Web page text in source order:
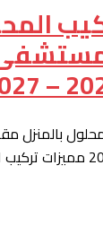
بالمنزل
للمريض 2026 – 2027